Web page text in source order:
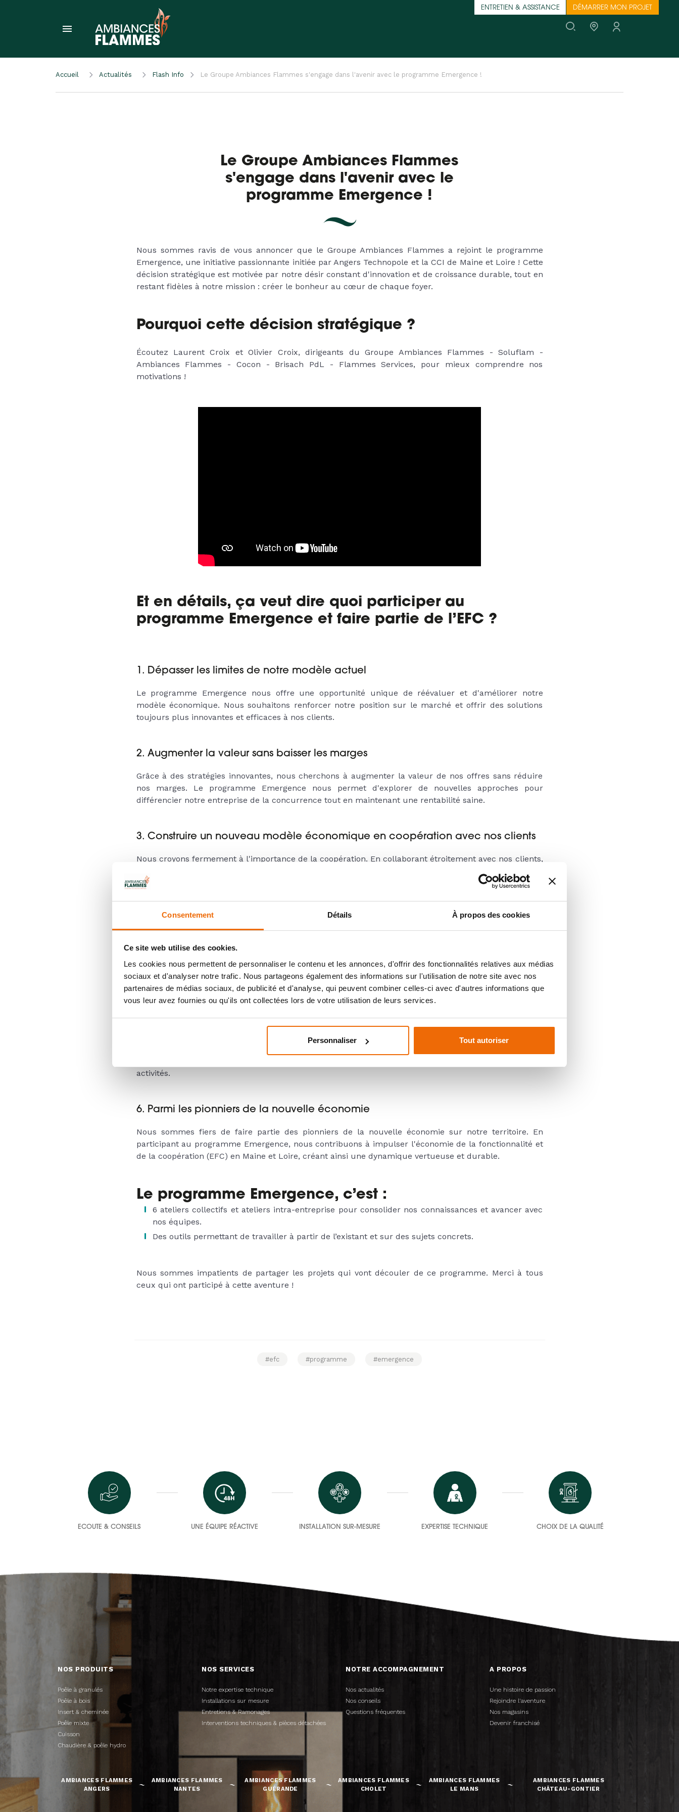
Consentement Détails À propos des cookies
Ce site web utilise des cookies.
Les cookies nous permettent de personnaliser le contenu et les annonces, d'offrir des fonctionnalités relatives aux médias
sociaux et d'analyser notre trafic. Nous partageons également des informations sur l'utilisation de notre site avec nos
partenaires de médias sociaux, de publicité et d'analyse, qui peuvent combiner celles-ci avec d'autres informations que
vous leur avez fournies ou qu'ils ont collectées lors de votre utilisation de leurs services.
Personnaliser Tout autoriser
ENTRETIEN & ASSISTANCE DÉMARRER MON PROJET
Accueil Actualités Flash Info Le Groupe Ambiances Flammes s'engage dans l'avenir avec le programme Emergence !
Le Groupe Ambiances Flammes
s'engage dans l'avenir avec le
programme Emergence !
Nous sommes ravis de vous annoncer que le Groupe Ambiances Flammes a rejoint le programme
Emergence, une initiative passionnante initiée par Angers Technopole et la CCI de Maine et Loire ! Cette
décision stratégique est motivée par notre désir constant d'innovation et de croissance durable, tout en
restant fidèles à notre mission : créer le bonheur au cœur de chaque foyer.
Pourquoi cette décision stratégique ?
Écoutez Laurent Croix et Olivier Croix, dirigeants du Groupe Ambiances Flammes - Soluflam -
Ambiances Flammes - Cocon - Brisach PdL - Flammes Services, pour mieux comprendre nos
motivations !
Et en détails, ça veut dire quoi participer au
programme Emergence et faire partie de l’EFC ?
1. Dépasser les limites de notre modèle actuel
Le programme Emergence nous offre une opportunité unique de réévaluer et d'améliorer notre
modèle économique. Nous souhaitons renforcer notre position sur le marché et offrir des solutions
toujours plus innovantes et efficaces à nos clients.
2. Augmenter la valeur sans baisser les marges
Grâce à des stratégies innovantes, nous cherchons à augmenter la valeur de nos offres sans réduire
nos marges. Le programme Emergence nous permet d'explorer de nouvelles approches pour
différencier notre entreprise de la concurrence tout en maintenant une rentabilité saine.
3. Construire un nouveau modèle économique en coopération avec nos clients
Nous croyons fermement à l'importance de la coopération. En collaborant étroitement avec nos clients,
approche nous aide à établir des relations de confiance durables et à créer des solutions qui
4. Valoriser les richesses de notre entreprise
les valoriser pleinement, en mettant en avant notre expertise unique et en renforçant notre image de
marque.
Ambiances Flammes s'engage dans une mission écologique visant à réduire l'empreinte carbone de
activités.
6. Parmi les pionniers de la nouvelle économie
Nous sommes fiers de faire partie des pionniers de la nouvelle économie sur notre territoire. En
participant au programme Emergence, nous contribuons à impulser l'économie de la fonctionnalité et
de la coopération (EFC) en Maine et Loire, créant ainsi une dynamique vertueuse et durable.
Le programme Emergence, c’est :
6 ateliers collectifs et ateliers intra-entreprise pour consolider nos connaissances et avancer avec
nos équipes.
Des outils permettant de travailler à partir de l’existant et sur des sujets concrets.
Nous sommes impatients de partager les projets qui vont découler de ce programme. Merci à tous
ceux qui ont participé à cette aventure !
#efc #programme #emergence
ECOUTE & CONSEILS UNE ÉQUIPE RÉACTIVE INSTALLATION SUR-MESURE EXPERTISE TECHNIQUE CHOIX DE LA QUALITÉ
NOS PRODUITS
Poêle à granulés
Poêle à bois
Insert & cheminée
Poêle mixte
Cuisson
Chaudière & poêle hydro
NOS SERVICES
Notre expertise technique
Installations sur mesure
Entretiens & Ramonages
Interventions techniques & pièces détachées
NOTRE ACCOMPAGNEMENT
Nos actualités
Nos conseils
Questions fréquentes
A PROPOS
Une histoire de passion
Rejoindre l'aventure
Nos magasins
Devenir franchisé
AMBIANCES FLAMMES
ANGERS
AMBIANCES FLAMMES
NANTES
AMBIANCES FLAMMES
GUÉRANDE
AMBIANCES FLAMMES
CHOLET
AMBIANCES FLAMMES
LE MANS
AMBIANCES FLAMMES
CHÂTEAU-GONTIER